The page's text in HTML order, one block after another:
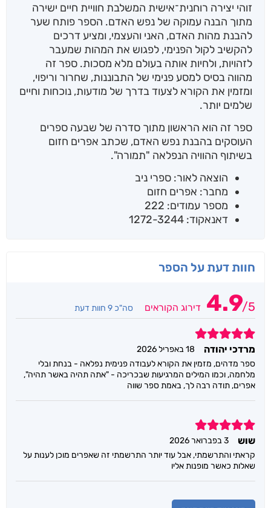
זוהי יצירה רוחנית־אישית המשלבת חוויית חיים ישירה
מתוך הבנה עמוקה של נפש האדם. הספר פותח שער
להבנת מהות האדם, האני והעצמי, ומציע דרכים
להקשיב לקול הפנימי, לפגוש את המהות שמעבר
לזהויות, ולחיות אותה בעולם מלא מסכות. ספר זה
מהווה בסיס למסע פנימי של התבוננות, שחרור וריפוי,
ומזמין את הקורא לצעוד בדרך של מודעות, נוכחות וחיים
שלמים יותר.
ספר זה הוא הראשון מתוך סדרה של שבעה ספרים
העוסקים בהבנת נפש האדם, שכתב אפרים חזום
בשיתוף ההוויה הנפלאה "תמורה".
הוצאה לאור: ספרי ניב
מחבר: אפרים חזום
מספר עמודים: 222
דאנאקוד: 1272-3244
חוות דעת על הספר
4.9/5 דירוג הקוראים סה"כ 9 חוות דעת
5
מרדכי יהודה
18 באפריל 2026
ספר מדהים, מזמין את הקורא לעבודה פנימית נפלאה - בנחת ובלי
מלחמה, וכמו המילים המרגיעות שבכריכה - "אתה תהיה באשר תהיה",
אפרים, תודה רבה לך, באמת ספר שווה
5
שוש
3 בפברואר 2026
קראתי והתרשמתי, אבל עוד יותר התרשמתי זה שאפרים מוכן לענות על
שאלות כאשר מופנות אליו